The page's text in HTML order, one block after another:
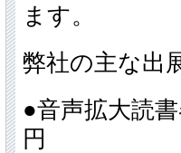
ます。
弊社の主な出
●音声拡大読
円